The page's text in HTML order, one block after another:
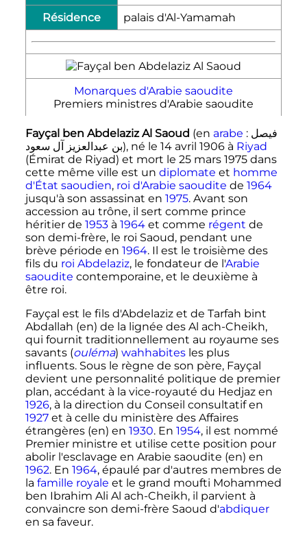
Résidence
palais d'Al-Yamamah
Monarques d'Arabie saoudite
Premiers ministres d'Arabie saoudite
Fayçal ben Abdelaziz Al Saoud (en arabe : فيصل
بن عبدالعزيز آل سعود), né le 14 avril 1906à Riyad
(Émirat de Riyad) et mort le 25 mars 1975dans
cette même ville est un diplomate et homme
d'État saoudien, roi d'Arabie saoudite de 1964
jusqu'à son assassinat en 1975. Avant son
accession au trône, il sert comme prince
héritier de 1953à 1964et comme régent de
son demi-frère, le roi Saoud, pendant une
brève période en 1964. Il est le troisième des
fils du roi Abdelaziz, le fondateur de l'Arabie
saoudite contemporaine, et le deuxième à
être roi.
Fayçal est le fils d'Abdelaziz et de Tarfah bint
Abdallah (en) de la lignée des Al ach-Cheikh,
qui fournit traditionnellement au royaume ses
savants (ouléma) wahhabitesles plus
influents. Sous le règne de son père, Fayçal
devient une personnalité politique de premier
plan, accédant à la vice-royauté du Hedjaz en
1926, à la direction du Conseil consultatif en
1927et à celle du ministère des Affaires
étrangères (en) en 1930. En 1954, il est nommé
Premier ministre et utilise cette position pour
abolir l'esclavage en Arabie saoudite (en) en
1962. En 1964, épaulé par d'autres membres de
la famille royale et le grand moufti Mohammed
ben Ibrahim Ali Al ach-Cheikh, il parvient à
convaincre son demi-frère Saoud d'abdiquer
en sa faveur.